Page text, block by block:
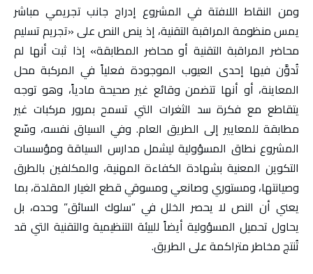
ومن النقاط اللافتة في المشروع إدراج جانب تجريمي مباشر
يمس منظومة المراقبة التقنية، إذ ينص النص على «تجريم تسليم
محاضر المراقبة التقنية أو محاضر المطابقة» إذا ثبت أنها لم
تُدوَّن فيها إحدى العيوب الموجودة فعلياً في المركبة محل
المعاينة، أو أنها تتضمن وقائع غير صحيحة مادياً، وهو توجه
يتقاطع مع فكرة سد الثغرات التي تسمح بمرور مركبات غير
مطابقة للمعايير إلى الطريق العام. وفي السياق نفسه، وسّع
المشروع نطاق المسؤولية ليشمل مدارس السياقة ومؤسسات
التكوين المعنية بشهادة الكفاءة المهنية، والمكلفين بالطرق
وصيانتها، ومستوري وصانعي ومسوقي قطع الغيار المقلدة، بما
يعني أن النص لا يحصر الخلل في “سلوك السائق” وحده، بل
يحاول تحميل المسؤولية أيضاً للبيئة التنظيمية والتقنية التي قد
تُنتج مخاطر متراكمة على الطريق.